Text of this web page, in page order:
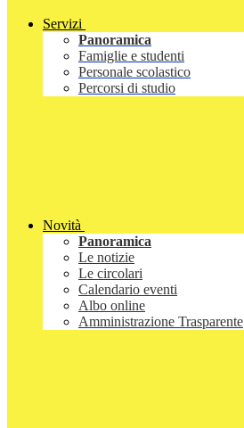
Servizi
Panoramica
Famiglie e studenti
Personale scolastico
Percorsi di studio
Novità
Panoramica
Le notizie
Le circolari
Calendario eventi
Albo online
Amministrazione Trasparente